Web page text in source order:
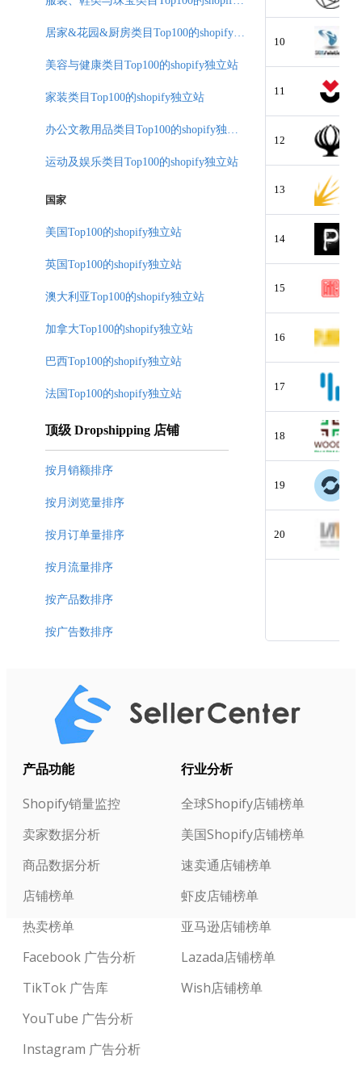
10
11
12
13
14
15
16
17
18
19
20
美容与健康类目Top100的shopify独立站
家装类目Top100的shopify独立站
运动及娱乐类目Top100的shopify独立站
国家
美国Top100的shopify独立站
英国Top100的shopify独立站
澳大利亚Top100的shopify独立站
加拿大Top100的shopify独立站
巴西Top100的shopify独立站
法国Top100的shopify独立站
顶级 Dropshipping 店铺
按月销额排序
按月浏览量排序
按月订单量排序
按月流量排序
按产品数排序
按广告数排序
产品功能
Shopify销量监控
卖家数据分析
商品数据分析
店铺榜单
热卖榜单
Facebook 广告分析
TikTok 广告库
YouTube 广告分析
Instagram 广告分析
行业分析
全球Shopify店铺榜单
美国Shopify店铺榜单
速卖通店铺榜单
虾皮店铺榜单
亚马逊店铺榜单
Lazada店铺榜单
Wish店铺榜单